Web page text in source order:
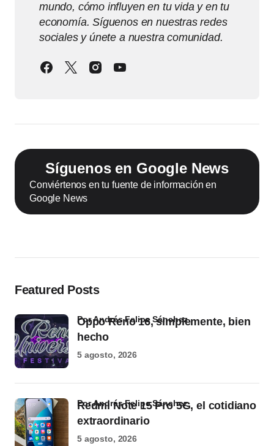
mundo, cómo influyen en tu vida y en tu
economía. Síguenos en nuestras redes
sociales y únete a nuestra comunidad.
Síguenos en Google News
Conviértenos en tu fuente de información en
Google News
Featured Posts
Oppo Reno 16, simplemente, bien
hecho
por Andrés Felipe Sánchez
5 agosto, 2026
Redmi Note 15 Pro 5G, el cotidiano
extraordinario
por Andrés Felipe Sánchez
5 agosto, 2026